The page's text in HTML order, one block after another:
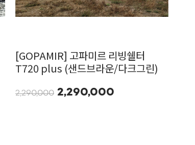
[GOPAMIR] 고파미르 리빙쉘터
T720 plus (샌드브라운/다크그린)
2,290,000 2,290,000